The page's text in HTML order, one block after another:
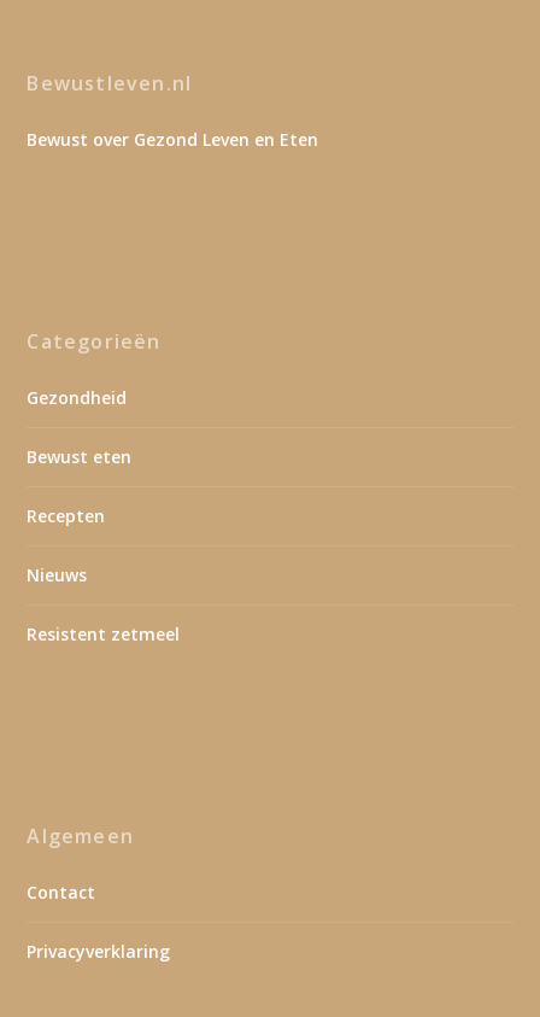
Bewustleven.nl
Bewust over Gezond Leven en Eten
Categorieën
Gezondheid
Bewust eten
Recepten
Nieuws
Resistent zetmeel
Algemeen
Contact
Privacyverklaring